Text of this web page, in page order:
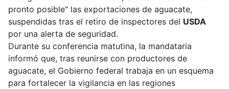
pronto posible" las exportaciones de aguacate,
suspendidas tras el retiro de inspectores del USDA
por una alerta de seguridad.
Durante su conferencia matutina, la mandataria
informó que, tras reunirse con productores de
aguacate, el Gobierno federal trabaja en un esquema
para fortalecer la vigilancia en las regiones